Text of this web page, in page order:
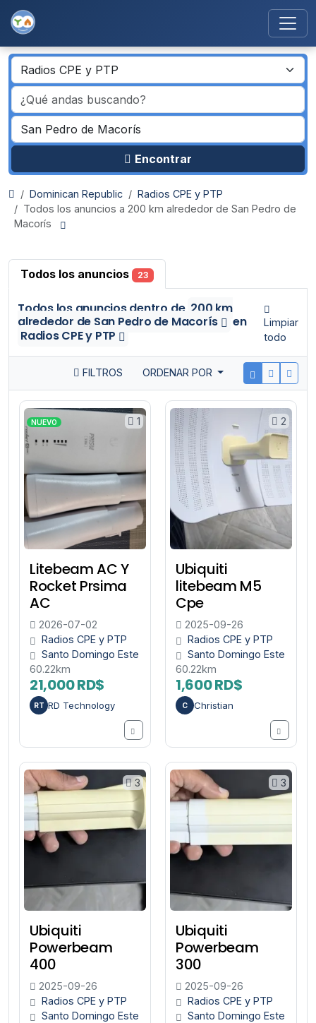
Encontrar
Dominican Republic
Radios CPE y PTP
Todos los anuncios a 200 km alrededor de San Pedro de
Macorís
Todos los anuncios 23
Todos los anunciosdentro de 200 km
alrededor de San Pedro de Macorís
en
Radios CPE y PTP
Limpiar
todo
FILTROS ORDENAR POR
1
NUEVO
Litebeam AC Y
Rocket Prsima
AC
2026-07-02
Radios CPE y PTP
Santo Domingo Este
60.22km
21,000 RD$
RT RD Technology
2
Ubiquiti
litebeam M5
Cpe
2025-09-26
Radios CPE y PTP
Santo Domingo Este
60.22km
1,600 RD$
C Christian
3
Ubiquiti
Powerbeam
400
2025-09-26
Radios CPE y PTP
Santo Domingo Este
3
Ubiquiti
Powerbeam
300
2025-09-26
Radios CPE y PTP
Santo Domingo Este